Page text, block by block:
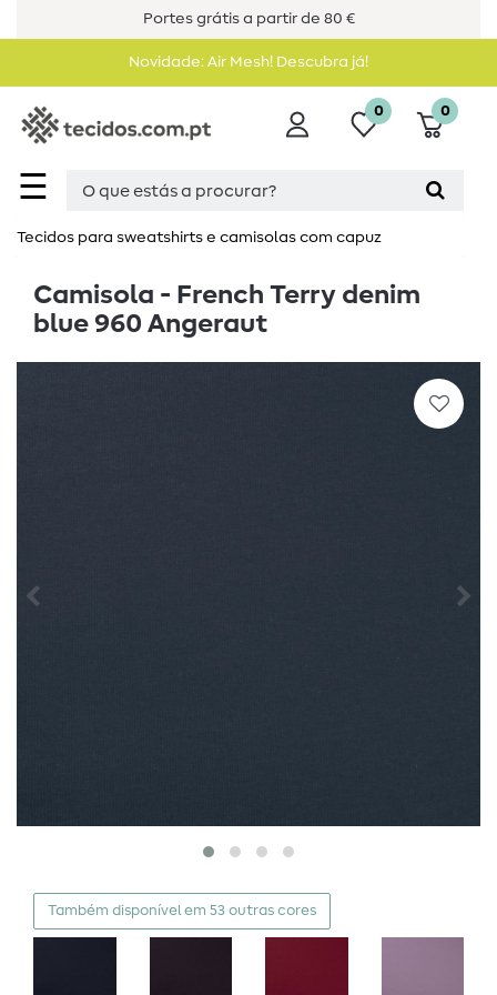
Portes grátis a partir de 80 €
Novidade: Air Mesh! Descubra já!
☰
0 0
Tecidos para sweatshirts e camisolas com capuz
Camisola - French Terry denim
blue 960 Angeraut
Também disponível em 53 outras cores